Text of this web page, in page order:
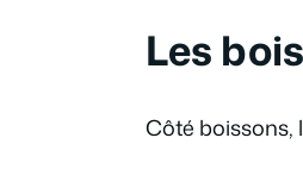
Les
Côté boissons,